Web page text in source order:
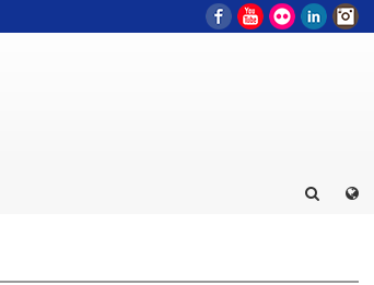
FacebookYouTube
Flickr LinkedIn